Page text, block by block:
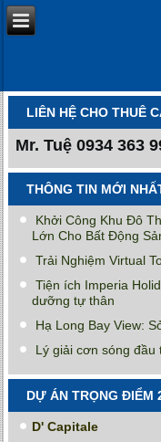
LIÊN HỆ CHO THUÊ
Mr. Tuệ 0934 363
THÔNG TIN MỚI
Khởi Công Khu Đô
Lớn Cho Bất Động
Trải Nghiệm Virtual
Tiện ích Imperia
dưỡng tự thân
Hạ Long Bay View:
Lý giải cơn sóng đầu
DỰ ÁN TRỌNG ĐIỂM
D' Capitale